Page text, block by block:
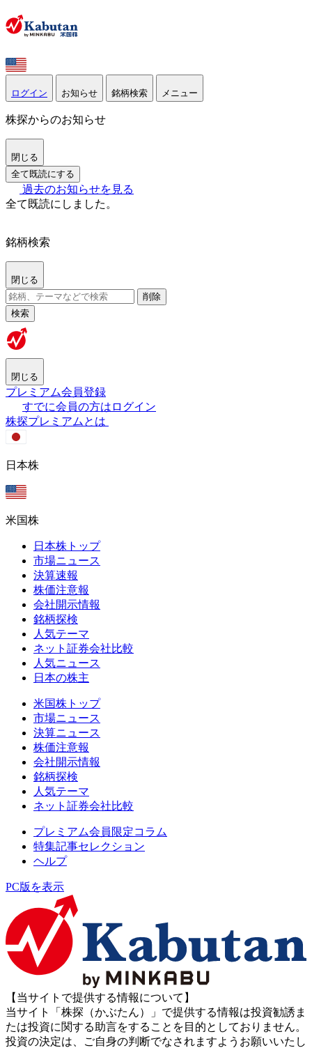
ログイン お知らせ 銘柄検索 メニュー
株探からのお知らせ
閉じる
全て既読にする
過去のお知らせを見る
全て既読にしました。
銘柄検索
閉じる
削除
検索
閉じる
プレミアム会員登録
すでに会員の方はログイン
株探プレミアムとは
日本株
米国株
日本株トップ
市場ニュース
決算速報
株価注意報
会社開示情報
銘柄探検
人気テーマ
ネット証券会社比較
人気ニュース
日本の株主
米国株トップ
市場ニュース
決算ニュース
株価注意報
会社開示情報
銘柄探検
人気テーマ
ネット証券会社比較
プレミアム会員限定コラム
特集記事セレクション
ヘルプ
PC版を表示
【当サイトで提供する情報について】
当サイト「株探（かぶたん）」で提供する情報は投資勧誘ま
たは投資に関する助言をすることを目的としておりません。
投資の決定は、ご自身の判断でなされますようお願いいたし